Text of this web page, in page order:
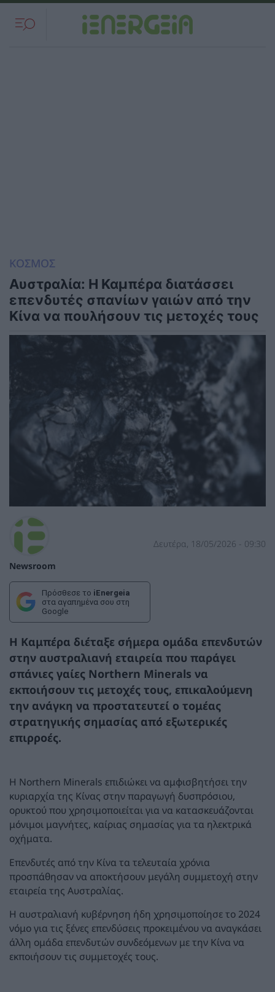
ΚΟΣΜΟΣ
Αυστραλία: Η Καμπέρα διατάσσει
επενδυτές σπανίων γαιών από την
Κίνα να πουλήσουν τις μετοχές τους
Newsroom
Δευτέρα, 18/05/2026 - 09:30
Πρόσθεσε το iEnergeia
στα αγαπημένα σου στη
Google
Η Καμπέρα διέταξε σήμερα ομάδα επενδυτών
στην αυστραλιανή εταιρεία που παράγει
σπάνιες γαίες Northern Minerals να
εκποιήσουν τις μετοχές τους, επικαλούμενη
την ανάγκη να προστατευτεί ο τομέας
στρατηγικής σημασίας από εξωτερικές
επιρροές.
Η Northern Minerals επιδιώκει να αμφισβητήσει την
κυριαρχία της Κίνας στην παραγωγή δυσπρόσιου,
ορυκτού που χρησιμοποιείται για να κατασκευάζονται
μόνιμοι μαγνήτες, καίριας σημασίας για τα ηλεκτρικά
οχήματα.
Επενδυτές από την Κίνα τα τελευταία χρόνια
προσπάθησαν να αποκτήσουν μεγάλη συμμετοχή στην
εταιρεία της Αυστραλίας.
Η αυστραλιανή κυβέρνηση ήδη χρησιμοποίησε το 2024
νόμο για τις ξένες επενδύσεις προκειμένου να αναγκάσει
άλλη ομάδα επενδυτών συνδεόμενων με την Κίνα να
εκποιήσουν τις συμμετοχές τους.